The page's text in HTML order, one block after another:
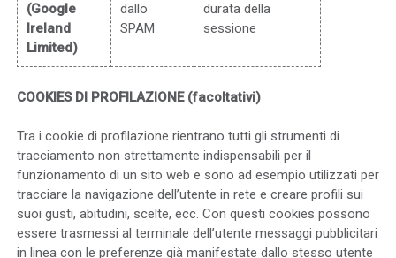
(Google
Ireland
Limited)
dallo
SPAM
durata della
sessione
COOKIES DI PROFILAZIONE (facoltativi)
Tra i cookie di profilazione rientrano tutti gli strumenti di
tracciamento non strettamente indispensabili per il
funzionamento di un sito web e sono ad esempio utilizzati per
tracciare la navigazione dell’utente in rete e creare profili sui
suoi gusti, abitudini, scelte, ecc. Con questi cookies possono
essere trasmessi al terminale dell’utente messaggi pubblicitari
in linea con le preferenze già manifestate dallo stesso utente